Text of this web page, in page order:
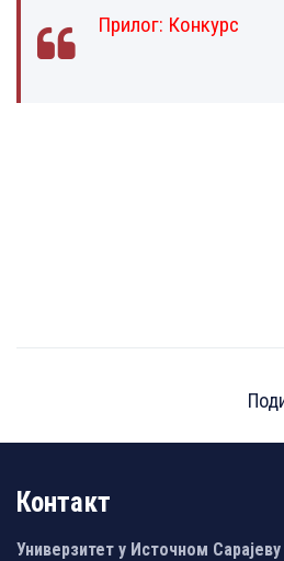
Прилог: Конкурс
Контакт
Универзитет у Источном Сарајеву